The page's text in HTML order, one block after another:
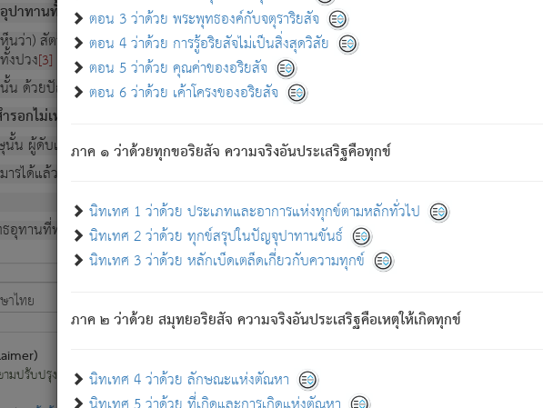
ตอน 3 ว่าด้วย พระพุทธองค์กับจตุราริยสัจ
ตอน 4 ว่าด้วย การรู้อริยสัจไม่เป็นสิ่งสุดวิสัย
ตอน 5 ว่าด้วย คุณค่าของอริยสัจ
ตอน 6 ว่าด้วย เค้าโครงของอริยสัจ
ภาค ๑ ว่าด้วยทุกขอริยสัจ ความจริงอันประเสริฐคือทุกข์
นิทเทศ 1 ว่าด้วย ประเภทและอาการแห่งทุกข์ตามหลักทั่วไป
นิทเทศ 2 ว่าด้วย ทุกข์สรุปในปัญจุปาทานขันธ์
นิทเทศ 3 ว่าด้วย หลักเบ็ดเตล็ดเกี่ยวกับความทุกข์
ภาค ๒ ว่าด้วย สมุทยอริยสัจ ความจริงอันประเสริฐคือเหตุให้เกิดทุกข์
นิทเทศ 4 ว่าด้วย ลักษณะแห่งตัณหา
ปาทานทั้งปวง ความเกิดขึ้นแห่งทุกข์จึงไม่มี.
ห็นว่า) สัตว์ทั้งหลายอันอวิชาหนาแน่นบังหนาแล้ว; และว่า สัตว์ผู้ยินดีในภพอันเป็นแล้วนั้น ย่อมไ
งปวง[3] เพื่อความมีแห่งประโยชน์โดยประการทั้งปวง; ภพทั้งหลายทั้งหมดนั้น ไม่เที่ยง เป็นทุกข์
น ด้วยปัญญาอันชอบตามที่เป็นจริงอย่างนี้อยู่; เขาย่อมละภวตัณหาได้ และไม่เพลิดเพลินวิภวตัณหา
รอกไม่เหลือ (แห่งภพทั้งหลาย) เพราะความสิ้นไปแห่งตัณหาโดยประการทั้งปวง นั้นคือนิพพาน.
น ผู้ดับเย็นสนิทแล้ว เพราะไม่มีความยึดมั่น
รได้แล้ว ชนะสงครามแล้ว ก้าวล่วงภพทั้งหลายทั้งปวงได้แล้ว เป็นผู้คงที่ (คือไม่เปลี่ยนแปลงอีกต่
ทานที่ทรงเปล่งออก ที่โคนต้นโพธิ์เป็นที่ตรัสรู้ เมื่อตรัสรู้แล้วได้ 7 วัน)
มปรับปรุงข้อมูลให้ถูกต้องมากที่สุด ผู้ศึกษาก็พึงตรวจสอบกับตัวเล่มหนังสือต้นฉบับ ที่มีการพิมพ์ครั้งล่าสุด ก่อนน